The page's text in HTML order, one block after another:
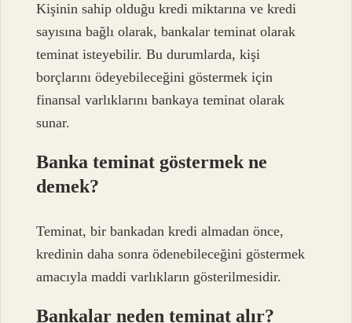
Kişinin sahip olduğu kredi miktarına ve kredi
sayısına bağlı olarak, bankalar teminat olarak
teminat isteyebilir. Bu durumlarda, kişi
borçlarını ödeyebileceğini göstermek için
finansal varlıklarını bankaya teminat olarak
sunar.
Banka teminat göstermek ne
demek?
Teminat, bir bankadan kredi almadan önce,
kredinin daha sonra ödenebileceğini göstermek
amacıyla maddi varlıkların gösterilmesidir.
Bankalar neden teminat alır?